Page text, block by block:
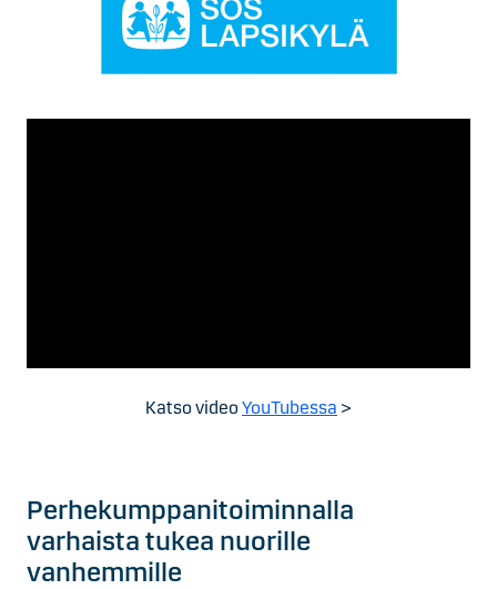
Katso videoYouTubessa >
Perhekumppanitoiminnalla
varhaista tukea nuorille
vanhemmille